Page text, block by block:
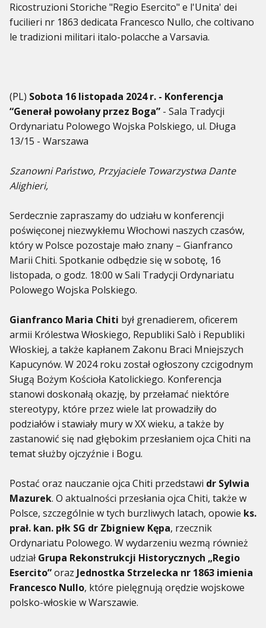
Ricostruzioni Storiche "Regio Esercito" e l'Unita' dei
fucilieri nr 1863 dedicata Francesco Nullo, che coltivano
le tradizioni militari italo-polacche a Varsavia.
(PL) Sobota 16 listopada 2024 r. - Konferencja
“Generał powołany przez Boga” - Sala Tradycji
Ordynariatu Polowego Wojska Polskiego, ul. Długa
13/15 - Warszawa
Szanowni Państwo, Przyjaciele Towarzystwa Dante
Alighieri,
Serdecznie zapraszamy do udziału w konferencji
poświęconej niezwykłemu Włochowi naszych czasów,
który w Polsce pozostaje mało znany – Gianfranco
Marii Chiti. Spotkanie odbędzie się w sobotę, 16
listopada, o godz. 18:00 w Sali Tradycji Ordynariatu
Polowego Wojska Polskiego.
Gianfranco Maria Chiti był grenadierem, oficerem
armii Królestwa Włoskiego, Republiki Salò i Republiki
Włoskiej, a także kapłanem Zakonu Braci Mniejszych
Kapucynów. W 2024 roku został ogłoszony czcigodnym
Sługą Bożym Kościoła Katolickiego. Konferencja
stanowi doskonałą okazję, by przełamać niektóre
stereotypy, które przez wiele lat prowadziły do
podziałów i stawiały mury w XX wieku, a także by
zastanowić się nad głębokim przesłaniem ojca Chiti na
temat służby ojczyźnie i Bogu.
Postać oraz nauczanie ojca Chiti przedstawi dr Sylwia
Mazurek. O aktualności przesłania ojca Chiti, także w
Polsce, szczególnie w tych burzliwych latach, opowie ks.
prał. kan. płk SG dr Zbigniew Kępa, rzecznik
Ordynariatu Polowego. W wydarzeniu wezmą również
udział Grupa Rekonstrukcji Historycznych „Regio
Esercito”oraz Jednostka Strzelecka nr 1863 imienia
Francesco Nullo, które pielęgnują orędzie wojskowe
polsko-włoskie w Warszawie.